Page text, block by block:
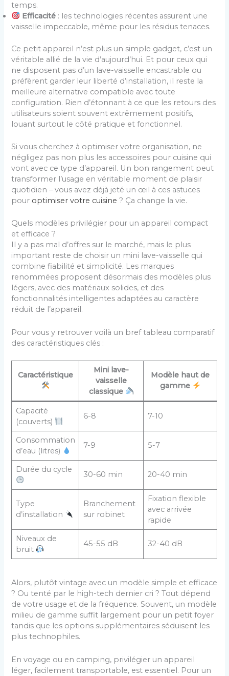
temps.
Efficacité : les technologies récentes assurent une
vaisselle impeccable, même pour les résidus tenaces.
Ce petit appareil n’est plus un simple gadget, c’est un
véritable allié de la vie d’aujourd’hui. Et pour ceux qui
ne disposent pas d’un lave-vaisselle encastrable ou
préfèrent garder leur liberté d’installation, il reste la
meilleure alternative compatible avec toute
configuration. Rien d’étonnant à ce que les retours des
utilisateurs soient souvent extrêmement positifs,
louant surtout le côté pratique et fonctionnel.
Si vous cherchez à optimiser votre organisation, ne
négligez pas non plus les accessoires pour cuisine qui
vont avec ce type d’appareil. Un bon rangement peut
transformer l’usage en véritable moment de plaisir
quotidien – vous avez déjà jeté un œil à ces astuces
pour optimiser votre cuisine ? Ça change la vie.
Quels modèles privilégier pour un appareil compact
et efficace ?
Il y a pas mal d’offres sur le marché, mais le plus
important reste de choisir un mini lave-vaisselle qui
combine fiabilité et simplicité. Les marques
renommées proposent désormais des modèles plus
légers, avec des matériaux solides, et des
fonctionnalités intelligentes adaptées au caractère
réduit de l’appareil.
Pour vous y retrouver voilà un bref tableau comparatif
des caractéristiques clés :
Caractéristique
Mini lave-
vaisselle
classique
Modèle haut de
gamme
Capacité
(couverts)
6-8 7-10
Consommation
d’eau (litres)
7-9 5-7
Durée du cycle
30-60 min 20-40 min
Type
d’installation
Branchement
sur robinet
Fixation flexible
avec arrivée
rapide
Niveaux de
bruit
45-55 dB 32-40 dB
Alors, plutôt vintage avec un modèle simple et efficace
? Ou tenté par le high-tech dernier cri ? Tout dépend
de votre usage et de la fréquence. Souvent, un modèle
milieu de gamme suffit largement pour un petit foyer
tandis que les options supplémentaires séduisent les
plus technophiles.
En voyage ou en camping, privilégier un appareil
léger, facilement transportable, est essentiel. Pour un